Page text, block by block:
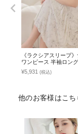
《ラクシアスリープ
ワンピース 半袖ロン
¥5,931 (税込)
他のお客様はこ